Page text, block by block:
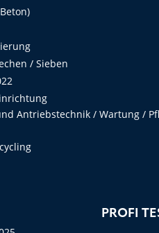
/ Sieben
Antriebstechnik / Wartung /
PROFI